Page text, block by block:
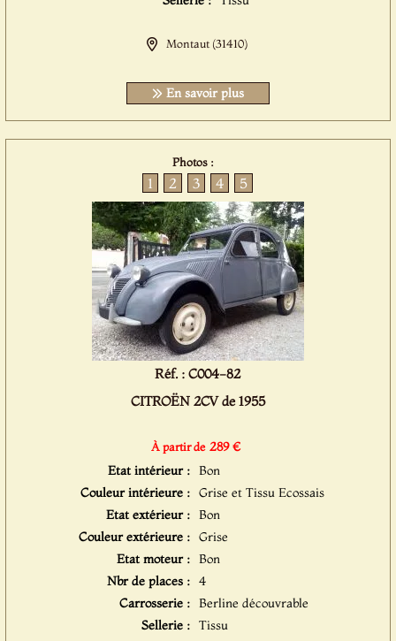
Montaut (31410)
En savoir plus
Photos :
1 2 3 4 5
Réf. : C004-82
CITROËN 2CV de 1955
À partir de 289 €
Etat intérieur : Bon
Couleur intérieure : Grise et Tissu Ecossais
Etat extérieur : Bon
Couleur extérieure : Grise
Etat moteur : Bon
Nbr de places : 4
Carrosserie : Berline découvrable
Sellerie : Tissu